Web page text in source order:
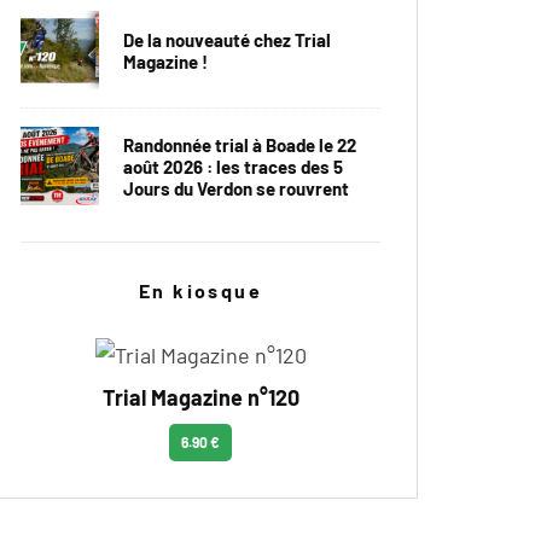
De la nouveauté chez Trial
Magazine !
Randonnée trial à Boade le 22
août 2026 : les traces des 5
Jours du Verdon se rouvrent
En kiosque
Trial Magazine n°120
6.90 €